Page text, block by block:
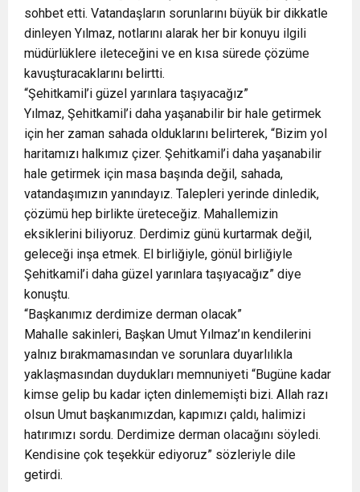
sohbet etti. Vatandaşların sorunlarını büyük bir dikkatle
dinleyen Yılmaz, notlarını alarak her bir konuyu ilgili
müdürlüklere ileteceğini ve en kısa sürede çözüme
kavuşturacaklarını belirtti.
“Şehitkamil’i güzel yarınlara taşıyacağız”
Yılmaz, Şehitkamil’i daha yaşanabilir bir hale getirmek
için her zaman sahada olduklarını belirterek, “Bizim yol
haritamızı halkımız çizer. Şehitkamil’i daha yaşanabilir
hale getirmek için masa başında değil, sahada,
vatandaşımızın yanındayız. Talepleri yerinde dinledik,
çözümü hep birlikte üreteceğiz. Mahallemizin
eksiklerini biliyoruz. Derdimiz günü kurtarmak değil,
geleceği inşa etmek. El birliğiyle, gönül birliğiyle
Şehitkamil’i daha güzel yarınlara taşıyacağız” diye
konuştu.
“Başkanımız derdimize derman olacak”
Mahalle sakinleri, Başkan Umut Yılmaz’ın kendilerini
yalnız bırakmamasından ve sorunlara duyarlılıkla
yaklaşmasından duydukları memnuniyeti “Bugüne kadar
kimse gelip bu kadar içten dinlememişti bizi. Allah razı
olsun Umut başkanımızdan, kapımızı çaldı, halimizi
hatırımızı sordu. Derdimize derman olacağını söyledi.
Kendisine çok teşekkür ediyoruz” sözleriyle dile
getirdi.